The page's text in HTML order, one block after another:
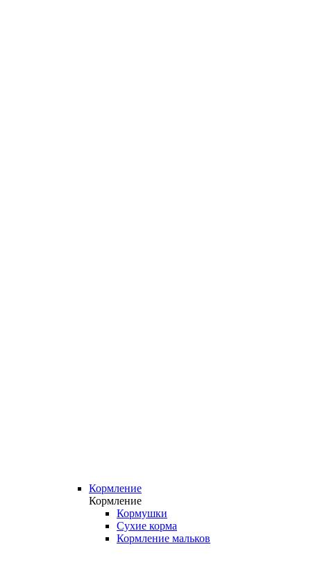
Кормление
Кормление
Кормушки
Сухие корма
Кормление мальков